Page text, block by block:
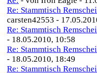
Re: Stammtisch
carsten42553 -
Re: Stammtisch
- 18.05.2010, 10:58
Re: Stammtisch
- 18.05.2010, 18:49
Re: Stammtisch